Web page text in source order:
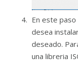
En este paso
desea
deseado.
una libreria